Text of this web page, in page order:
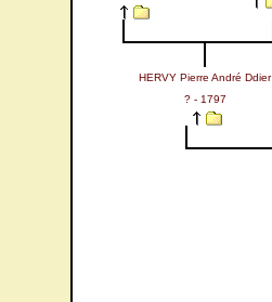
HERVY Pierre André Ddier
? - 1797